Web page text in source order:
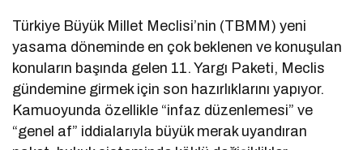
Türkiye Büyük Millet Meclisi’nin (TBMM) yeni
yasama döneminde en çok beklenen ve konuşulan
konuların başında gelen 11. Yargı Paketi, Meclis
gündemine girmek için son hazırlıklarını yapıyor.
Kamuoyunda özellikle “infaz düzenlemesi” ve
“genel af” iddialarıyla büyük merak uyandıran